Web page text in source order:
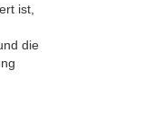
ist,
die